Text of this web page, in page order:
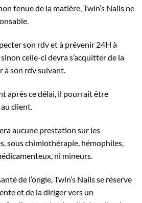
tenue de la matière, Twin’s Nails ne
son rdv et à prévenir 24H à
sinon celle-ci devra s’acquitter de la
à son rdv suivant.
après ce délai, il pourrait être
client.
aucune prestation sur les
sous chimiothérapie, hémophiles,
ni mineurs.
de l’ongle, Twin’s Nails se réserve
et de la diriger vers un